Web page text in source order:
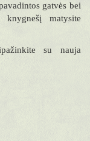
gatvės bei
matysite
su nauja